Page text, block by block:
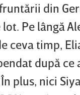
din
Pe lângă
ceva timp,
după
plus, nici